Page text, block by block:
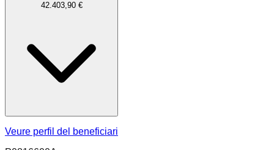
42.403,90 €
Veure perfil del beneficiari